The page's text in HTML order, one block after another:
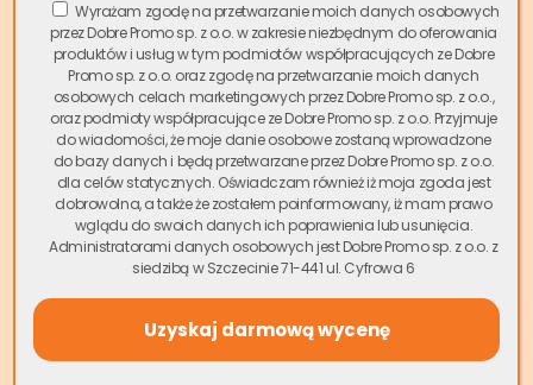
W wielu przypadkach, po śmierci rodziców dochodzi do
dziedziczenia ustawowego. Dziedziczenie ustawowe
powoduje, że spadek przypadnie konkretnym osobom,
wskazanym w przepisach prawa – w pierwszej kolejności
małżonkowi zmarłego i dzieciom w częściach równych. Do
dziedziczenia ustawowego dojdzie zawsze wtedy, gdy
osoba zmarłaza życia nie sporządzi testamentu.
Dziedziczenie według ustawy nie zawsze jest pożądane
przez spadkodawców. Zdarza się, że jedno z dzieci nie
utrzymuje żadnych relacji z rodzicami, lub zachowuje się
wobec nich nieetycznie, a w takiej sytuacji rodzice mogą
chcieć przekazać swój cały majątek pozostałym dzieciom.
Wyrażam zgodę na przetwarzanie moich danych osobowych
przez Dobre Promo sp. z o.o. w zakresie niezbędnym do oferowania
produktów i usług w tym podmiotów współpracujących ze Dobre
Promo sp. z o.o. oraz zgodę na przetwarzanie moich danych
osobowych celach marketingowych przez Dobre Promo sp. z o.o.,
oraz podmioty współpracujące ze Dobre Promo sp. z o.o. Przyjmuje
do wiadomości, że moje danie osobowe zostaną wprowadzone
do bazy danych i będą przetwarzane przez Dobre Promo sp. z o.o.
dla celów statycznych. Oświadczam również iż moja zgoda jest
dobrowolna, a także że zostałem poinformowany, iż mam prawo
wglądu do swoich danych ich poprawienia lub usunięcia.
Administratorami danych osobowych jest Dobre Promo sp. z o.o. z
siedzibą w Szczecinie 71-441 ul. Cyfrowa 6